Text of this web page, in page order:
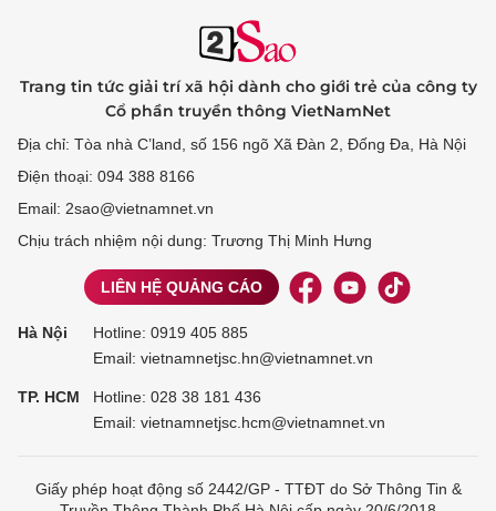
Trang tin tức giải trí xã hội dành cho giới trẻ của công ty
Cổ phần truyền thông VietNamNet
Địa chỉ: Tòa nhà C’land, số 156 ngõ Xã Đàn 2, Đống Đa, Hà Nội
Điện thoại: 094 388 8166
Email: 2sao@vietnamnet.vn
Chịu trách nhiệm nội dung: Trương Thị Minh Hưng
LIÊN HỆ QUẢNG CÁO
Hà Nội Hotline: 0919 405 885
Email: vietnamnetjsc.hn@vietnamnet.vn
TP. HCM Hotline: 028 38 181 436
Email: vietnamnetjsc.hcm@vietnamnet.vn
Giấy phép hoạt động số 2442/GP - TTĐT do Sở Thông Tin &